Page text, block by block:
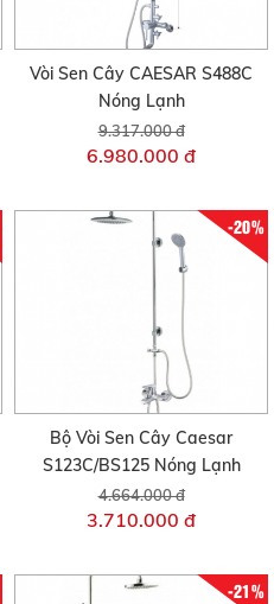
Vòi Sen Cây CAESAR S488C
Nóng Lạnh
9.317.000 đ
6.980.000 đ
-20%
Bộ Vòi Sen Cây Caesar
S123C/BS125 Nóng Lạnh
4.664.000 đ
3.710.000 đ
-21%